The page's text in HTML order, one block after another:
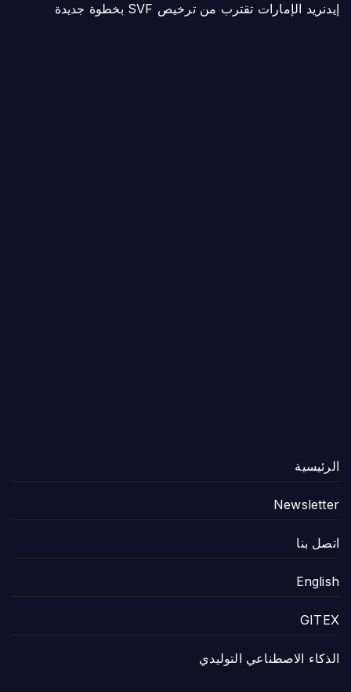
إيدنريد الإمارات تقترب من ترخيص SVF بخطوة جديدة
الرئيسية
Newsletter
اتصل بنا
English
GITEX
الذكاء الاصطناعي التوليدي